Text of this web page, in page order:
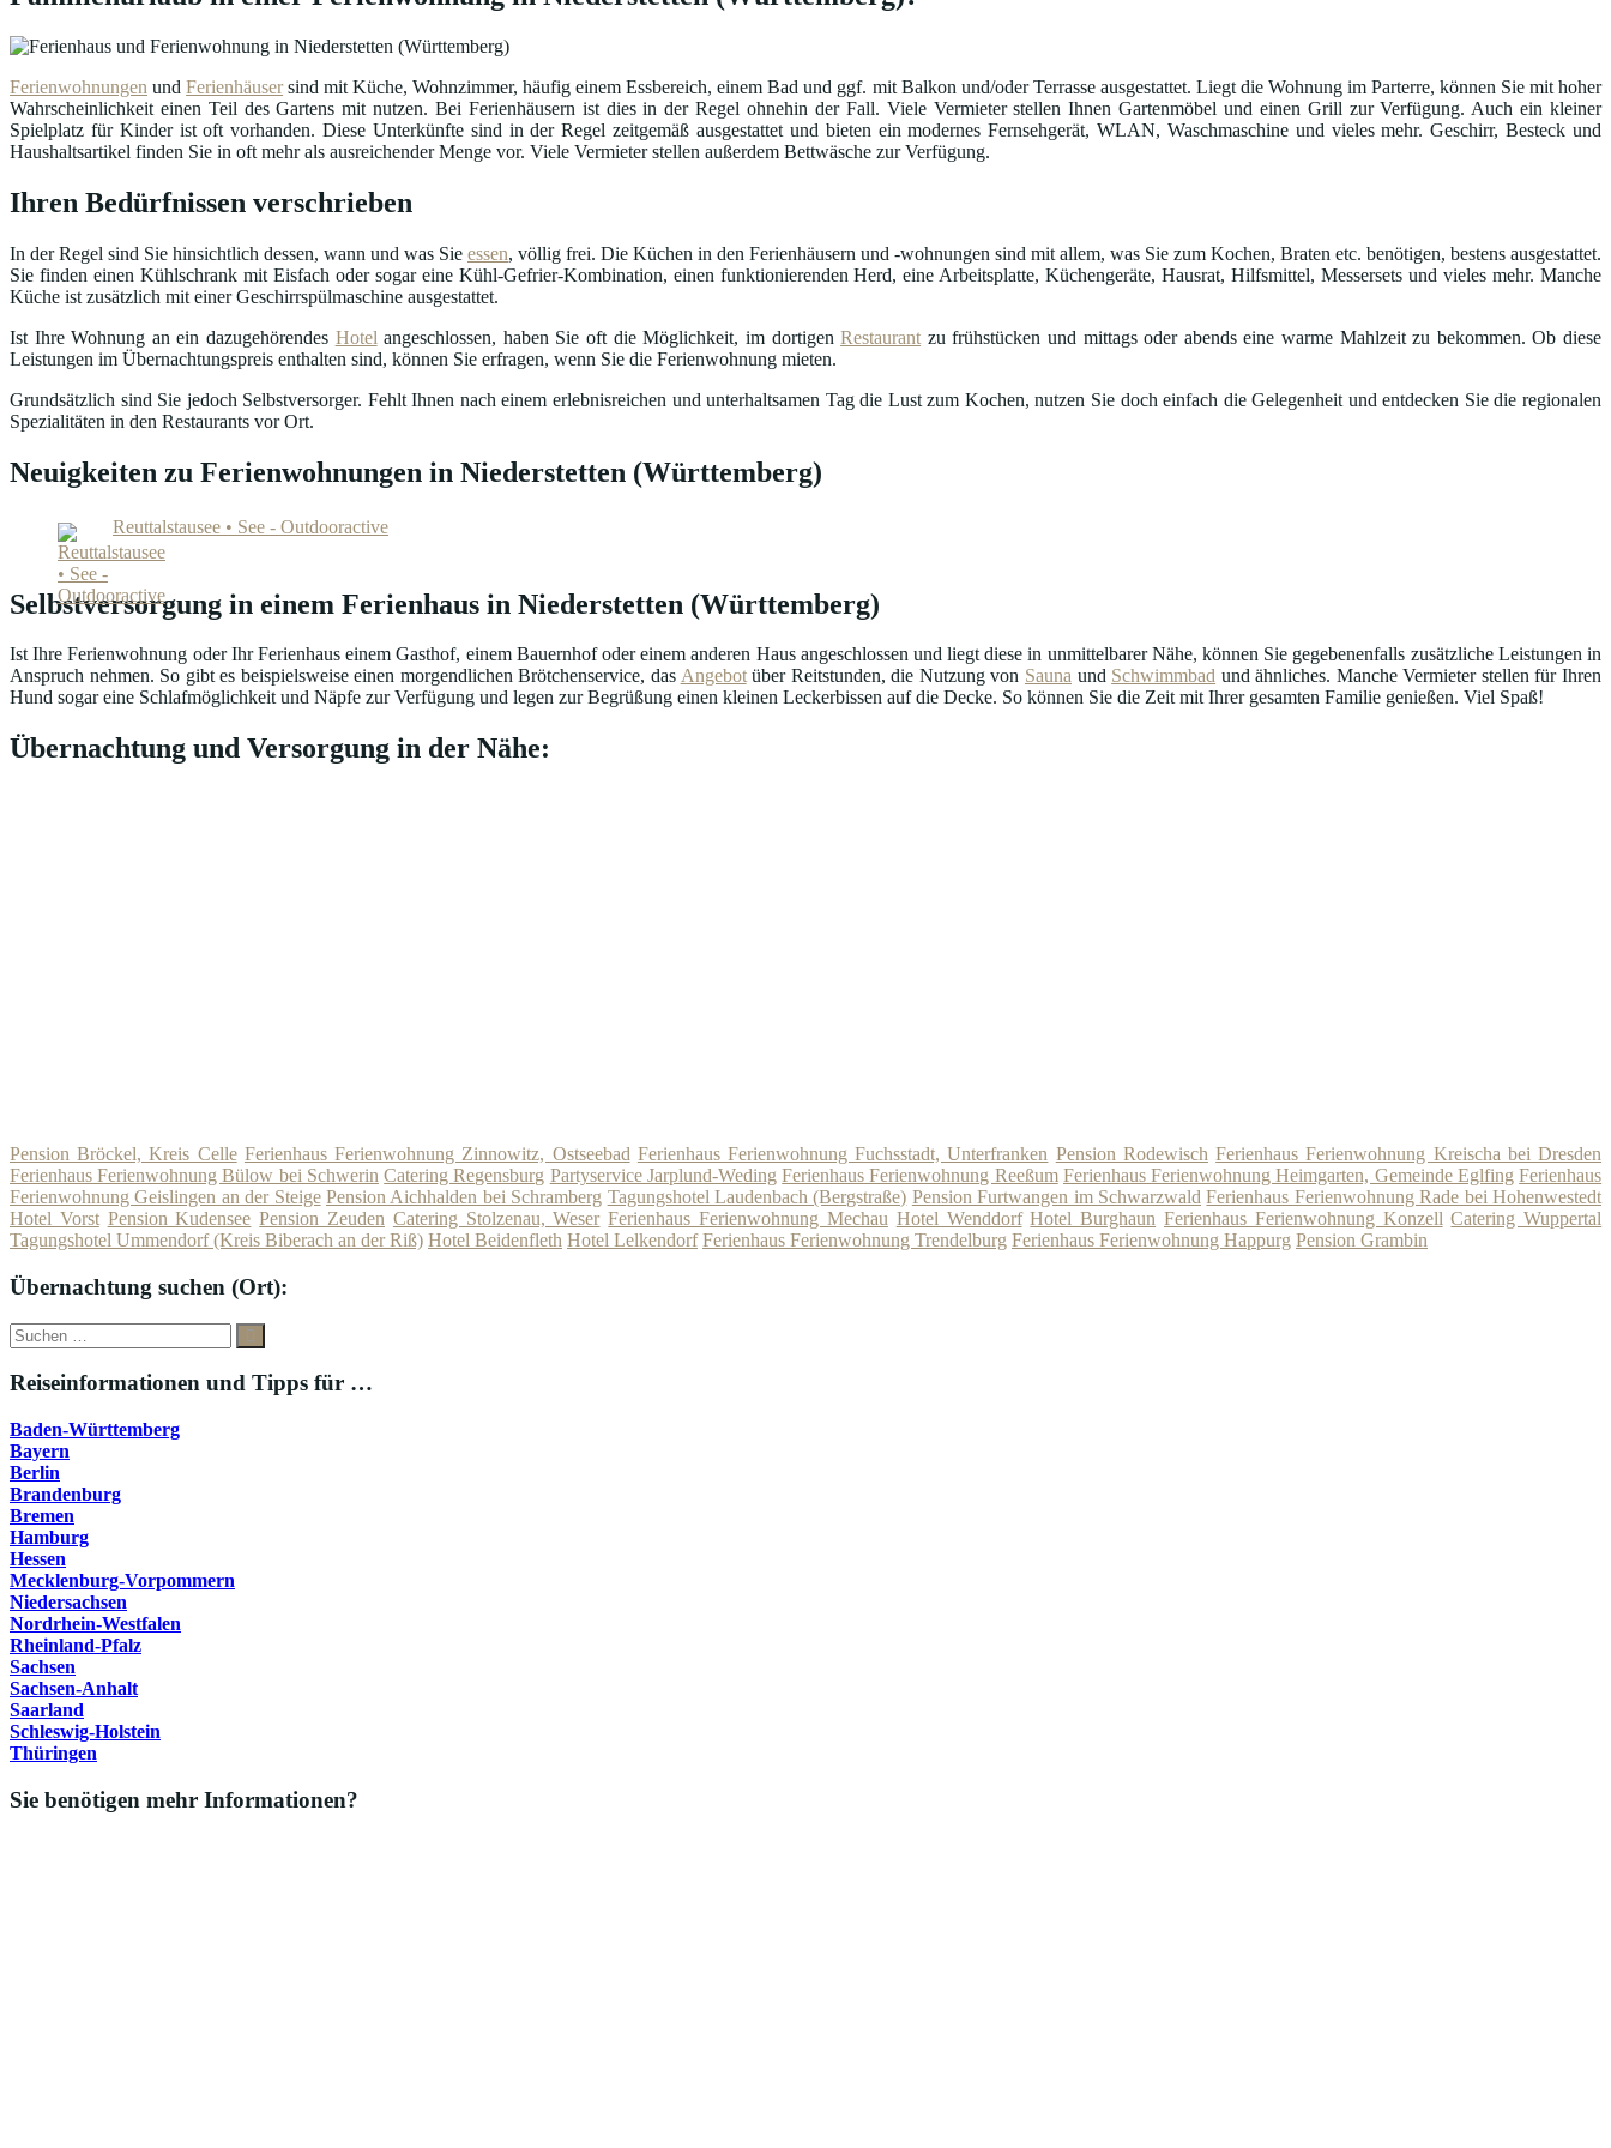
Ferienwohnungen undFerienhäusersind mit Küche, Wohnzimmer, häufig einem Essbereich, einem Bad und ggf. mit Balkon und/oder Terrasse ausgestattet. Liegt die Wohnung im Parterre, können Sie mit hoher
Wahrscheinlichkeit einen Teil des Gartens mit nutzen. Bei Ferienhäusern ist dies in der Regel ohnehin der Fall. Viele Vermieter stellen Ihnen Gartenmöbel und einen Grill zur Verfügung. Auch ein kleiner
Spielplatz für Kinder ist oft vorhanden. Diese Unterkünfte sind in der Regel zeitgemäß ausgestattet und bieten ein modernes Fernsehgerät, WLAN, Waschmaschine und vieles mehr. Geschirr, Besteck und
Haushaltsartikel finden Sie in oft mehr als ausreichender Menge vor. Viele Vermieter stellen außerdem Bettwäsche zur Verfügung.
Ihren Bedürfnissen verschrieben
In der Regel sind Sie hinsichtlich dessen, wann und was Sie essen, völlig frei. Die Küchen in den Ferienhäusern und -wohnungen sind mit allem, was Sie zum Kochen, Braten etc. benötigen, bestens ausgestattet.
Sie finden einen Kühlschrank mit Eisfach oder sogar eine Kühl-Gefrier-Kombination, einen funktionierenden Herd, eine Arbeitsplatte, Küchengeräte, Hausrat, Hilfsmittel, Messersets und vieles mehr. Manche
Küche ist zusätzlich mit einer Geschirrspülmaschine ausgestattet.
Ist Ihre Wohnung an ein dazugehörendes Hotel angeschlossen, haben Sie oft die Möglichkeit, im dortigenRestaurant zu frühstücken und mittags oder abends eine warme Mahlzeit zu bekommen. Ob diese
Leistungen im Übernachtungspreis enthalten sind, können Sie erfragen, wenn Sie die Ferienwohnung mieten.
Grundsätzlich sind Sie jedoch Selbstversorger. Fehlt Ihnen nach einem erlebnisreichen und unterhaltsamen Tag die Lust zum Kochen, nutzen Sie doch einfach die Gelegenheit und entdecken Sie die regionalen
Spezialitäten in den Restaurants vor Ort.
Neuigkeiten zu Ferienwohnungen in Niederstetten (Württemberg)
Reuttalstausee • See - Outdooractive
Selbstversorgung in einem Ferienhaus in Niederstetten (Württemberg)
Ist Ihre Ferienwohnung oder Ihr Ferienhaus einem Gasthof, einem Bauernhof oder einem anderen Haus angeschlossen und liegt diese in unmittelbarer Nähe, können Sie gegebenenfalls zusätzliche Leistungen in
Anspruch nehmen. So gibt es beispielsweise einen morgendlichen Brötchenservice, das Angebotüber Reitstunden, die Nutzung von Saunaund Schwimmbad und ähnliches. Manche Vermieter stellen für Ihren
Hund sogar eine Schlafmöglichkeit und Näpfe zur Verfügung und legen zur Begrüßung einen kleinen Leckerbissen auf die Decke. So können Sie die Zeit mit Ihrer gesamten Familie genießen. Viel Spaß!
Übernachtung und Versorgung in der Nähe:
Pension Bröckel, Kreis Celle Ferienhaus Ferienwohnung Zinnowitz, Ostseebad Ferienhaus Ferienwohnung Fuchsstadt, Unterfranken Pension Rodewisch Ferienhaus Ferienwohnung Kreischa bei Dresden
Ferienhaus Ferienwohnung Bülow bei Schwerin Catering Regensburg Partyservice Jarplund-Weding Ferienhaus Ferienwohnung Reeßum Ferienhaus Ferienwohnung Heimgarten, Gemeinde Eglfing Ferienhaus
Ferienwohnung Geislingen an der Steige Pension Aichhalden bei Schramberg Tagungshotel Laudenbach (Bergstraße) Pension Furtwangen im Schwarzwald Ferienhaus Ferienwohnung Rade bei Hohenwestedt
Hotel Vorst Pension Kudensee Pension Zeuden Catering Stolzenau, Weser Ferienhaus Ferienwohnung Mechau Hotel Wenddorf Hotel Burghaun Ferienhaus Ferienwohnung Konzell Catering Wuppertal
Tagungshotel Ummendorf (Kreis Biberach an der Riß) Hotel Beidenfleth Hotel Lelkendorf Ferienhaus Ferienwohnung Trendelburg Ferienhaus Ferienwohnung Happurg Pension Grambin
Übernachtung suchen (Ort):
Suche
nach:
Suchen
Reiseinformationen und Tipps für …
Baden-Württemberg
Bayern
Berlin
Brandenburg
Bremen
Hamburg
Hessen
Mecklenburg-Vorpommern
Niedersachsen
Nordrhein-Westfalen
Rheinland-Pfalz
Sachsen
Sachsen-Anhalt
Saarland
Schleswig-Holstein
Thüringen
Sie benötigen mehr Informationen?